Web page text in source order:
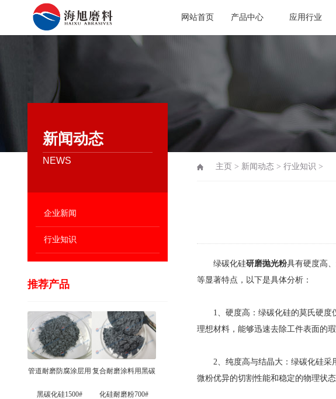
网站首页 产品中心 应用行业
新闻动态
NEWS
企业新闻
行业知识
推荐产品
管道耐磨防腐涂层用
黑碳化硅1500#
复合耐磨涂料用黑碳
化硅耐磨粉700#
主页 > 新闻动态 > 行业知识 >
绿碳化硅研磨抛光粉具有硬度高
等显著特点，以下是具体分析：
1、硬度高：绿碳化硅的莫氏硬度仅
理想材料，能够迅速去除工件表面的瑕
2、纯度高与结晶大：绿碳化硅采用
微粉优异的切割性能和稳定的物理状